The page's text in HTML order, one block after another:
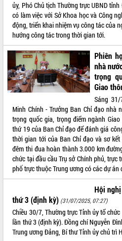
VIDEO
Loading the player...
Hội nghị UBND tỉnh Đắk Lắk thường kỳ
tháng 7/2026
Lễ truy tặng danh hiệu “Bà Mẹ Việt
Nam Anh hùng” và trao Huân chương
Lao động
UBND tỉnh Đắk Lắk triển khai nhiệm
vụ 6 tháng cuối năm 2026
tỉnh khóa XI quyết nghị nhiều nội dung
quan trọng
Bí thư Tỉnh ủy Lương Nguyễn Minh
Triết thăm, tặng quà người có công với
cách mạng
ALBUM ẢNH
ủy, Phó Chủ tịch Thường trực UBND
có làm việc với Sở Khoa học và Công
động, triển khai nhiệm vụ công tác của
hướng công tác trong thời gian tới.
Phiên
nhà
trọng
Giao
Sáng
Minh Chính - Trưởng Ban Chỉ đạo nhà
trọng quốc gia, trọng điểm ngành
thứ 19 của Ban Chỉ đạo để đánh giá
thời gian tới của Ban Chỉ đạo và sơ
đêm thi đua hoàn thành 3.000 km
chức tại đầu cầu Trụ sở Chính phủ, trực
phố trực thuộc Trung ương có các dự án
Hội
thứ 3 (định kỳ) (31/07/2025, 07:27)
Chiều 30/7, Thường trực Tỉnh ủy tổ
lần thứ 3 (định kỳ). Đồng chí Nguyễn
Trung ương Đảng, Bí thư Tỉnh ủy chủ trì